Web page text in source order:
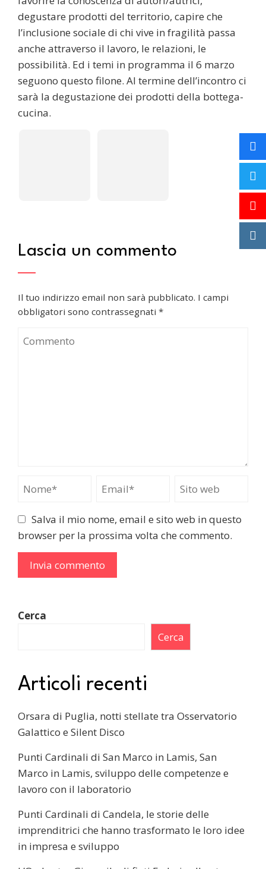
degustare prodotti del territorio, capire che
l’inclusione sociale di chi vive in fragilità passa
anche attraverso il lavoro, le relazioni, le
possibilità. Ed i temi in programma il 6 marzo
seguono questo filone. Al termine dell’incontro ci
sarà la degustazione dei prodotti della bottega-
cucina.
Lascia un commento
Il tuo indirizzo email non sarà pubblicato. I campi
obbligatori sono contrassegnati *
Salva il mio nome, email e sito web in questo
browser per la prossima volta che commento.
Cerca
Cerca
Articoli recenti
Orsara di Puglia, notti stellate tra Osservatorio
Galattico e Silent Disco
Punti Cardinali di San Marco in Lamis, San
Marco in Lamis, sviluppo delle competenze e
lavoro con il laboratorio
Punti Cardinali di Candela, le storie delle
imprenditrici che hanno trasformato le loro idee
in impresa e sviluppo